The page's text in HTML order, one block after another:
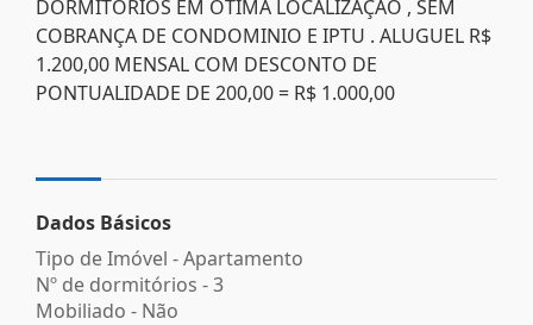
DORMITÓRIOS EM OTIMA LOCALIZAÇÃO , SEM
COBRANÇA DE CONDOMINIO E IPTU . ALUGUEL R$
1.200,00 MENSAL COM DESCONTO DE
PONTUALIDADE DE 200,00 = R$ 1.000,00
Dados Básicos
Tipo de Imóvel - Apartamento
Nº de dormitórios - 3
Mobiliado - Não